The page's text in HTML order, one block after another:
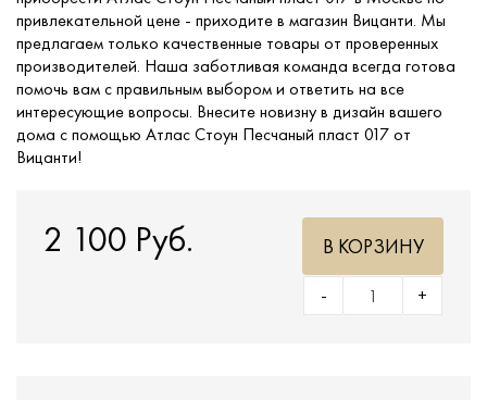
привлекательной цене - приходите в магазин Вицанти. Мы
предлагаем только качественные товары от проверенных
производителей. Наша заботливая команда всегда готова
помочь вам с правильным выбором и ответить на все
интересующие вопросы. Внесите новизну в дизайн вашего
дома с помощью Атлас Стоун Песчаный пласт 017 от
Вицанти!
2 100 Руб.
+
-
В КОРЗИНУ